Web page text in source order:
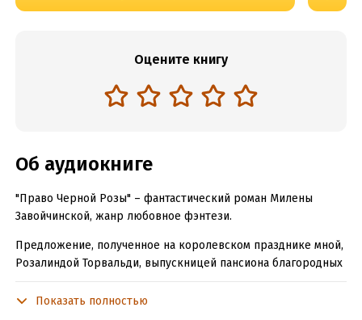
Оцените книгу
Об аудиокниге
"Право Черной Розы" – фантастический роман Милены
Завойчинской, жанр любовное фэнтези.
Предложение, полученное на королевском празднике мной,
Розалиндой Торвальди, выпускницей пансиона благородных
контракт с неизвестным лордом, за очень приличное
Показать полностью